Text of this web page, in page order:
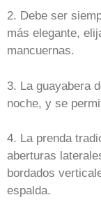
2. Debe ser
más elegante,
mancuernas.
3. La guayabera
noche, y se
4. La prenda
aberturas
bordados
espalda.